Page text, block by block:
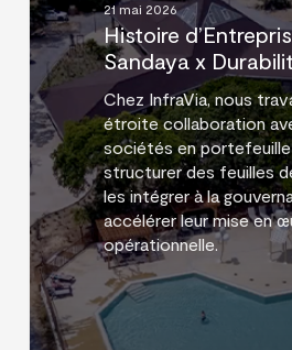
21 mai 2026
Histoire
Sandaya x
Chez InfraVia, nous
étroite collaboration
sociétés en
structurer des feuilles
les intégrer à la
accélérer leur mise en
opérationnelle.